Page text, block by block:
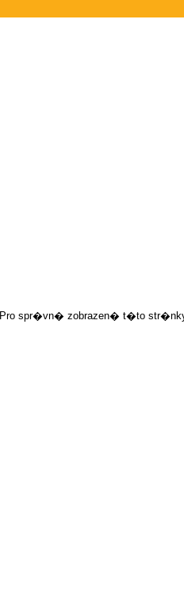
Pro spr�vn� zobrazen� t�to